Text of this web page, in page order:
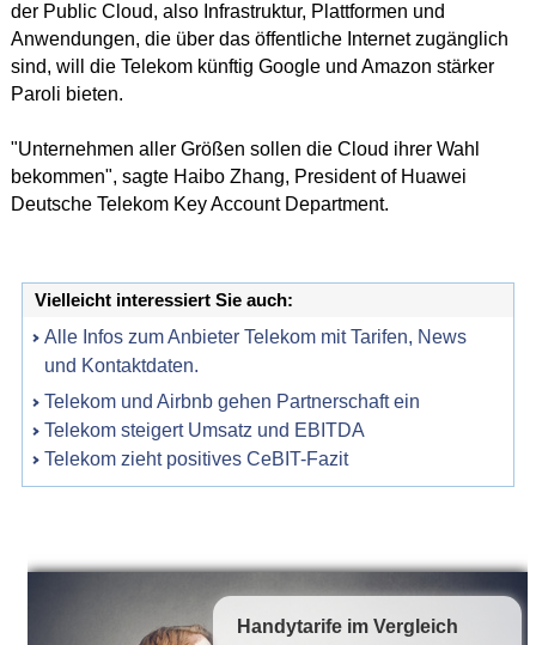
der Public Cloud, also Infrastruktur, Plattformen und
Anwendungen, die über das öffentliche Internet zugänglich
sind, will die Telekom künftig Google und Amazon stärker
Paroli bieten.
"Unternehmen aller Größen sollen die Cloud ihrer Wahl
bekommen", sagte Haibo Zhang, President of Huawei
Deutsche Telekom Key Account Department.
Vielleicht interessiert Sie auch:
Alle Infos zum Anbieter Telekom mit Tarifen, News
und Kontaktdaten.
Telekom und Airbnb gehen Partnerschaft ein
Telekom steigert Umsatz und EBITDA
Telekom zieht positives CeBIT-Fazit
Handytarife im Vergleich